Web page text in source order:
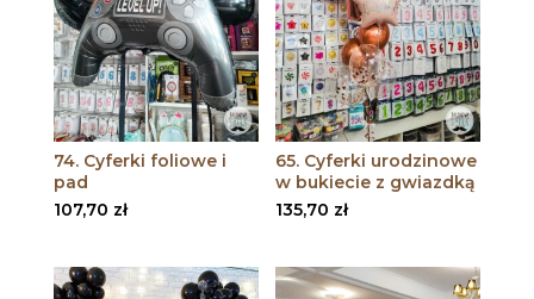
74. Cyferki foliowe i
pad
107,70 zł
65. Cyferki urodzinowe
w bukiecie z gwiazdką
135,70 zł